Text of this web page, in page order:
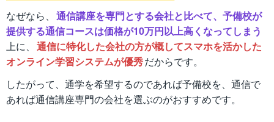
なぜなら、 通信講座を専門とする会社と比べて、予備校が
提供する通信コースは価格が10万円以上高くなってしまう
上に、 通信に特化した会社の方が概してスマホを活かした
オンライン学習システムが優秀だからです。
したがって、通学を希望するのであれば予備校を、通信で
あれば通信講座専門の会社を選ぶのがおすすめです。